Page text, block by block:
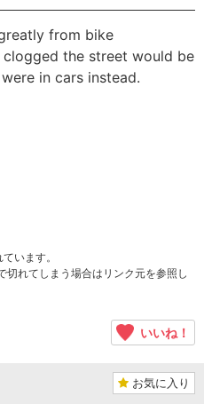
from bike
the street would be
in cars instead.
います。
れてしまう場合はリンク元を参照し
いいね！
お気に入り